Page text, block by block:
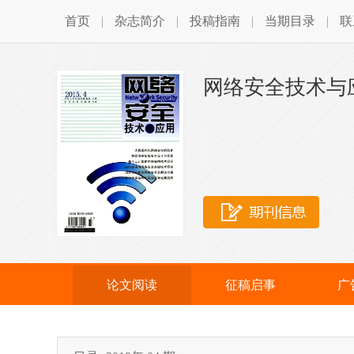
首页 | 杂志简介 | 投稿指南 | 当期目录 |
网络安全技术与
论文阅读 征稿启事 广